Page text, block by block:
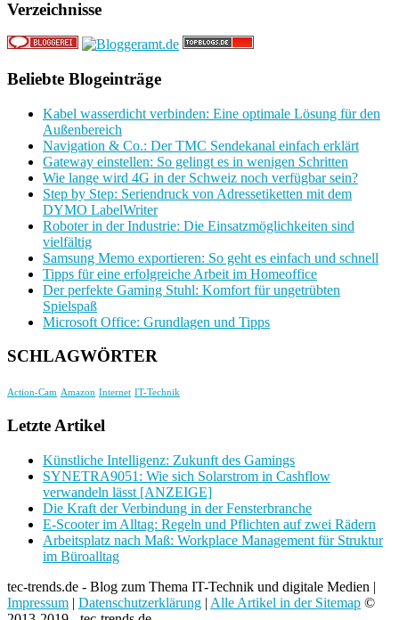
Verzeichnisse
Beliebte Blogeinträge
Kabel wasserdicht verbinden: Eine optimale Lösung für den
Außenbereich
Navigation & Co.: Der TMC Sendekanal einfach erklärt
Gateway einstellen: So gelingt es in wenigen Schritten
Wie lange wird 4G in der Schweiz noch verfügbar sein?
Step by Step: Seriendruck von Adressetiketten mit dem
DYMO LabelWriter
Roboter in der Industrie: Die Einsatzmöglichkeiten sind
vielfältig
Samsung Memo exportieren: So geht es einfach und schnell
Tipps für eine erfolgreiche Arbeit im Homeoffice
Der perfekte Gaming Stuhl: Komfort für ungetrübten
Spielspaß
Microsoft Office: Grundlagen und Tipps
SCHLAGWÖRTER
Action-Cam Amazon Internet IT-Technik
Letzte Artikel
Künstliche Intelligenz: Zukunft des Gamings
SYNETRA9051: Wie sich Solarstrom in Cashflow
verwandeln lässt [ANZEIGE]
Die Kraft der Verbindung in der Fensterbranche
E-Scooter im Alltag: Regeln und Pflichten auf zwei Rädern
Arbeitsplatz nach Maß: Workplace Management für Struktur
im Büroalltag
tec-trends.de - Blog zum Thema IT-Technik und digitale Medien |
Impressum | Datenschutzerklärung | Alle Artikel in der Sitemap ©